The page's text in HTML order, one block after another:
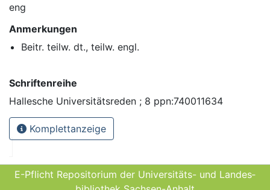
eng
Anmerkungen
Beitr. teilw. dt., teilw. engl.
Schriftenreihe
Hallesche Universitätsreden ; 8 ppn:740011634
Komplettanzeige
E-Pflicht Repositorium der Universitäts- und Landes­